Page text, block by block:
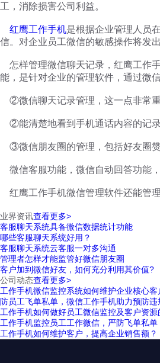
工，消除损害公司利益。
红鹰工作手机是根据企业管理人员
信。对企业员工微信的敏感操作将发
怎样管理微信聊天记录，红鹰工作
能，是针对企业的管理软件，通过微
②微信聊天记录管理，这一点非常重
②能清楚地看到手机通话内容的记
③微信朋友圈的管理，包括好友圈
微信客服功能，微信自动回答功能
红鹰工作手机微信管理软件还能管
业界资讯查看更多>
客服聊天系统具备微信数据统计功能
哪些客服聊天系统好用？
客服聊天系统云客服一对多沟通
管理者怎样才能监管好微信朋友圈
客户加到微信好友，如何充分利用其价值?
公司动态查看更多>
工作手机微信监控系统如何维护企业核心客
防员工飞单私单，微信工作手机助力预防违
工作手机如何做好员工微信监控及客户资源
工作手机监控员工工作微信，严防飞单私单
工作手机如何维护客户，提高企业销售额？